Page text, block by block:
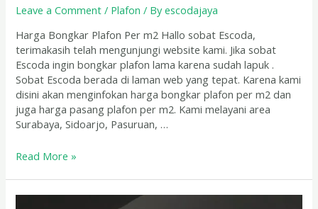
Leave a Comment / Plafon / Byescodajaya
Harga Bongkar Plafon Per m2 Hallo sobat Escoda,
terimakasih telah mengunjungi website kami. Jika sobat
Escoda ingin bongkar plafon lama karena sudah lapuk .
Sobat Escoda berada di laman web yang tepat. Karena kami
disini akan menginfokan harga bongkar plafon per m2 dan
juga harga pasang plafon per m2. Kami melayani area
Surabaya, Sidoarjo, Pasuruan, …
Read More »